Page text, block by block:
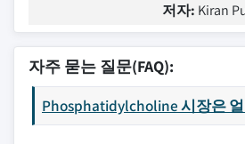
저자: Kiran
자주 묻는 질문(FAQ):
Phosphatidylcholine 시장은